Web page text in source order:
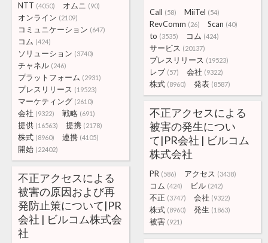
NTT (4050) オムニ (90)
オンライン (2109)
コミュニケーション (647)
コム (424)
ソリューション (3740)
チャネル (246)
プラットフォーム (2931)
プレスリリース (19523)
マーケティング (2610)
会社 (9322) 戦略 (691)
提供 (16563) 提携 (2178)
株式 (8960) 連携 (4105)
開始 (22402)
Call (58) MiiTel (54)
RevComm (26) Scan (40)
to (3535) コム (424)
サービス (20137)
プレスリリース (19523)
レブ (57) 会社 (9322)
株式 (8960) 発表 (8587)
不正アクセスによる
被害の発生につい
て|PR会社 | ビルコム
株式会社
PR (586) アクセス (3438)
コム (424) ビル (242)
不正 (3747) 会社 (9322)
株式 (8960) 発生 (1863)
被害 (921)
不正アクセスによる
被害の原因および再
発防止策について|PR
会社 | ビルコム株式会
社